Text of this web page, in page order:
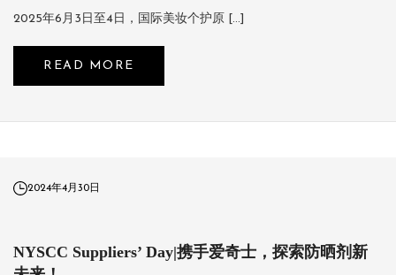
2025年6月3日至4日，国际美妆个护原 […]
READ MORE
2024年4月30日
NYSCC Suppliers’ Day|携手爱奇士，探索防晒剂新